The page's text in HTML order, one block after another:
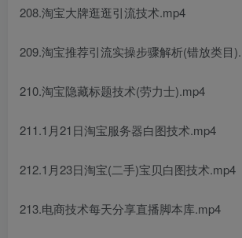
208.淘宝大牌逛逛引流技术.mp4
209.淘宝推荐引流实操步骤解析(错放类目
210.淘宝隐藏标题技术(劳力士).mp4
211.1月21日淘宝服务器白图技术.mp4
212.1月23日淘宝(二手)宝贝白图技术.mp4
213.电商技术每天分享直播脚本库.mp4